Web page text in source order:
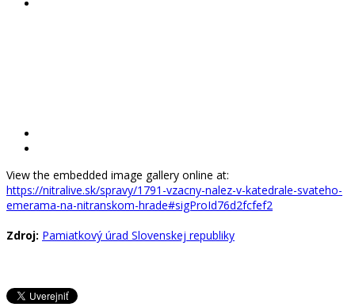
View the embedded image gallery online at:
https://nitralive.sk/spravy/1791-vzacny-nalez-v-katedrale-svateho-
emerama-na-nitranskom-hrade#sigProId76d2fcfef2
Zdroj: Pamiatkový úrad Slovenskej republiky